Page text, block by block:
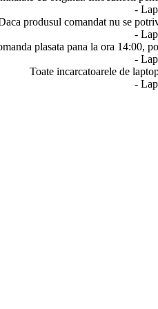
-
produsul comandat nu se
-
plasata pana la ora 14:00,
-
Toate incarcatoarele de
-